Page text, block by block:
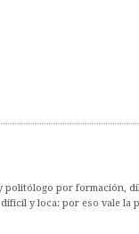
politólogo por formación,
y loca: por eso vale la